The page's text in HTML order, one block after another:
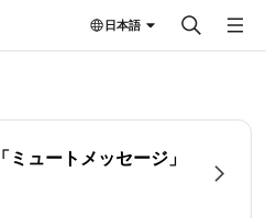
日本語
ミュートメッセージ」